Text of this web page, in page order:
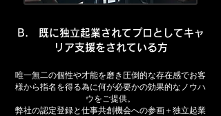
B. 既に独立起業されてプロとしてキャ
リア支援をされている方
唯一無二の個性や才能を磨き圧倒的な存在感でお客
様から指名を得る為に何が必要かの効果的なノウハ
ウをご提供。
弊社の認定登録と仕事共創機会への参画＋独立起業